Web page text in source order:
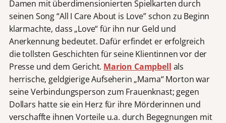
Damen mit überdimensionierten Spielkarten durch
seinen Song “All I Care About is Love” schon zu Beginn
klarmachte, dass „Love“ für ihn nur Geld und
Anerkennung bedeutet. Dafür erfindet er erfolgreich
die tollsten Geschichten für seine Klientinnen vor der
Presse und dem Gericht. Marion Campbell als
herrische, geldgierige Aufseherin „Mama“ Morton war
seine Verbindungsperson zum Frauenknast; gegen
Dollars hatte sie ein Herz für ihre Mörderinnen und
verschaffte ihnen Vorteile u.a. durch Begegnungen mit